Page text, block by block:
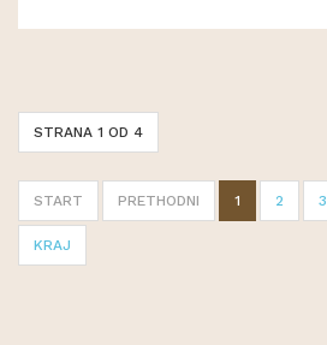
STRANA 1 OD 4
START PRETHODNI 1 2 3
KRAJ